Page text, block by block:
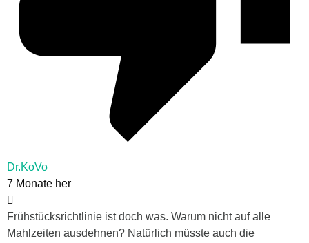
Dr.KoVo
7 Monate her
Frühstücksrichtlinie ist doch was. Warum nicht auf alle
Mahlzeiten ausdehnen? Natürlich müsste auch die